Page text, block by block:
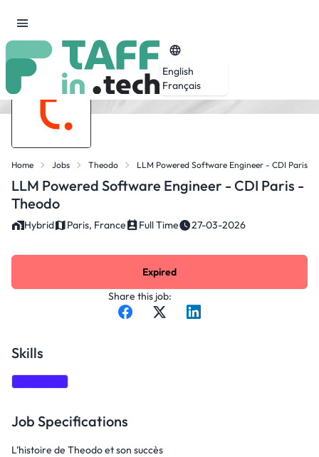
English
Français
Home Jobs Theodo LLM Powered Software Engineer - CDI Paris -
LLM Powered Software Engineer - CDI Paris -
Theodo
Hybrid Paris, France Full Time 27-03-2026
Share this job:
Expired
Skills
Job Specifications
L’histoire de Theodo et son succès